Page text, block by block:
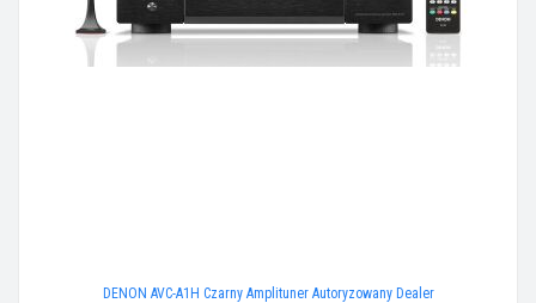
DENON AVC-A1H Czarny Amplituner Autoryzowany Dealer